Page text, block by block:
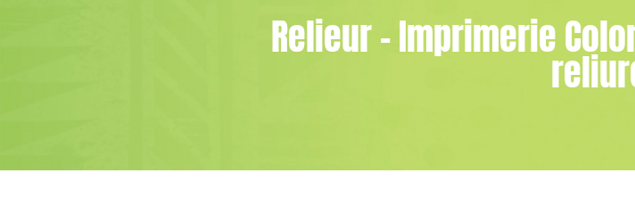
Relieur - Imprimerie